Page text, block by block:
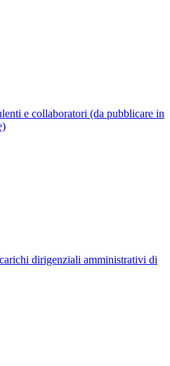
e collaboratori (da pubblicare in
dirigenziali amministrativi di